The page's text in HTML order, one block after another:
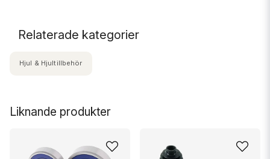
Liknande produkter
Relaterade kategorier
Hjul & Hjultillbehör